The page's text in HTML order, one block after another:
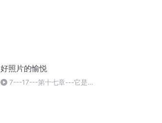
好照片的愉悦
7---17---第十七章---它是艺